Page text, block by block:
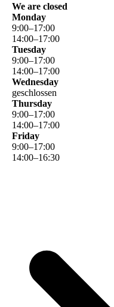
We are closed
Monday
9:00–17:00
14:00–17:00
Tuesday
9:00–17:00
14:00–17:00
Wednesday
geschlossen
Thursday
9:00–17:00
14:00–17:00
Friday
9:00–17:00
14:00–16:30